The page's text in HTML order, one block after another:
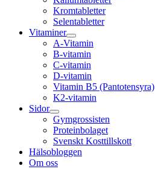
Kromtabletter
Selentabletter
Vitaminer
A-Vitamin
B-vitamin
C-vitamin
D-vitamin
Vitamin B5 (Pantotensyra)
K2-vitamin
Sidor
Gymgrossisten
Proteinbolaget
Svenskt Kosttillskott
Hälsobloggen
Om oss